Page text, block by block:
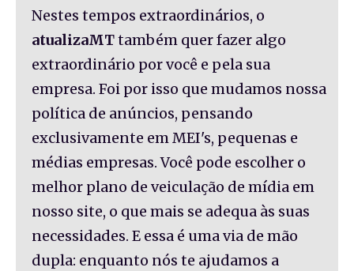
Nestes tempos extraordinários, o
atualizaMTtambém quer fazer algo
extraordinário por você e pela sua
empresa. Foi por isso que mudamos nossa
política de anúncios, pensando
exclusivamente em MEI's, pequenas e
médias empresas. Você pode escolher o
melhor plano de veiculação de mídia em
nosso site, o que mais se adequa às suas
necessidades. E essa é uma via de mão
dupla: enquanto nós te ajudamos a